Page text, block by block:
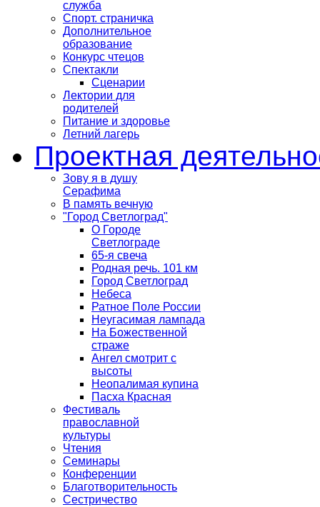
служба
Спорт. страничка
Дополнительное
образование
Конкурс чтецов
Спектакли
Сценарии
Лектории для
родителей
Питание и здоровье
Летний лагерь
Проектная
Зову я в душу
Серафима
В память вечную
"Город Светлоград"
О Городе
Светлограде
65-я свеча
Родная речь. 101 км
Город Светлоград
Небеса
Ратное Поле России
Неугасимая лампада
На Божественной
страже
Ангел смотрит с
высоты
Неопалимая купина
Пасха Красная
Фестиваль
православной
культуры
Чтения
Семинары
Конференции
Благотворительность
Сестричество